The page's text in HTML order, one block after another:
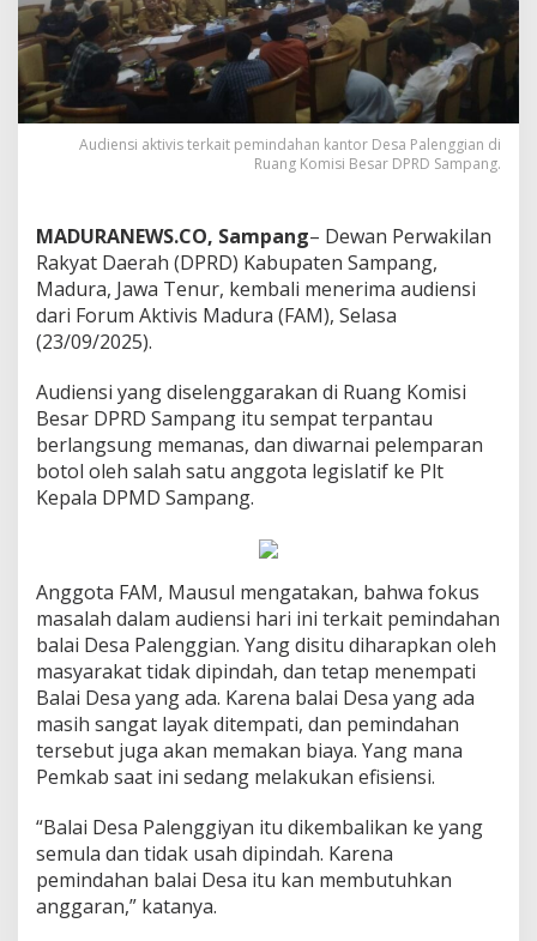
Audiensi aktivis terkait pemindahan kantor Desa Palenggian di
Ruang Komisi Besar DPRD Sampang.
MADURANEWS.CO, Sampang– Dewan Perwakilan
Rakyat Daerah (DPRD) Kabupaten Sampang,
Madura, Jawa Tenur, kembali menerima audiensi
dari Forum Aktivis Madura (FAM), Selasa
(23/09/2025).
Audiensi yang diselenggarakan di Ruang Komisi
Besar DPRD Sampang itu sempat terpantau
berlangsung memanas, dan diwarnai pelemparan
botol oleh salah satu anggota legislatif ke Plt
Kepala DPMD Sampang.
Anggota FAM, Mausul mengatakan, bahwa fokus
masalah dalam audiensi hari ini terkait pemindahan
balai Desa Palenggian. Yang disitu diharapkan oleh
masyarakat tidak dipindah, dan tetap menempati
Balai Desa yang ada. Karena balai Desa yang ada
masih sangat layak ditempati, dan pemindahan
tersebut juga akan memakan biaya. Yang mana
Pemkab saat ini sedang melakukan efisiensi.
“Balai Desa Palenggiyan itu dikembalikan ke yang
semula dan tidak usah dipindah. Karena
pemindahan balai Desa itu kan membutuhkan
anggaran,” katanya.